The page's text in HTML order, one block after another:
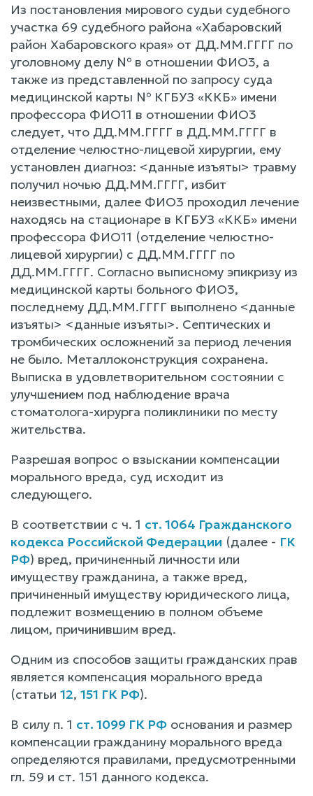
Из постановления мирового судьи судебного
участка 69 судебного района «Хабаровский
район Хабаровского края» от ДД.ММ.ГГГГ по
уголовному делу № в отношении ФИО3, а
также из представленной по запросу суда
медицинской карты № КГБУЗ «ККБ» имени
профессора ФИО11 в отношении ФИО3
следует, что ДД.ММ.ГГГГ в ДД.ММ.ГГГГ в
отделение челюстно-лицевой хирургии, ему
установлен диагноз: <данные изъяты> травму
получил ночью ДД.ММ.ГГГГ, избит
неизвестными, далее ФИО3 проходил лечение
находясь на стационаре в КГБУЗ «ККБ» имени
профессора ФИО11 (отделение челюстно-
лицевой хирургии) с ДД.ММ.ГГГГ по
ДД.ММ.ГГГГ. Согласно выписному эпикризу из
медицинской карты больного ФИО3,
последнему ДД.ММ.ГГГГ выполнено <данные
изъяты> <данные изъяты>. Септических и
тромбических осложнений за период лечения
не было. Металлоконструкция сохранена.
Выписка в удовлетворительном состоянии с
улучшением под наблюдение врача
стоматолога-хирурга поликлиники по месту
жительства.
Разрешая вопрос о взыскании компенсации
морального вреда, суд исходит из
следующего.
В соответствии с ч. 1 ст. 1064 Гражданского
кодекса Российской Федерации (далее - ГК
РФ) вред, причиненный личности или
имуществу гражданина, а также вред,
причиненный имуществу юридического лица,
подлежит возмещению в полном объеме
лицом, причинившим вред.
Одним из способов защиты гражданских прав
является компенсация морального вреда
(статьи 12, 151 ГК РФ).
В силу п. 1 ст. 1099 ГК РФ основания и размер
компенсации гражданину морального вреда
определяются правилами, предусмотренными
гл. 59 и ст. 151 данного кодекса.